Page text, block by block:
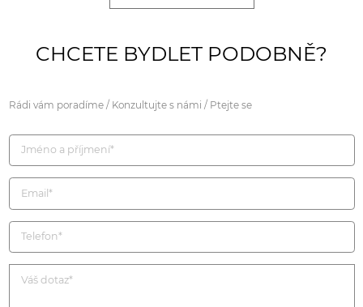
CHCETE BYDLET PODOBNĚ?
Rádi vám poradíme / Konzultujte s námi / Ptejte se